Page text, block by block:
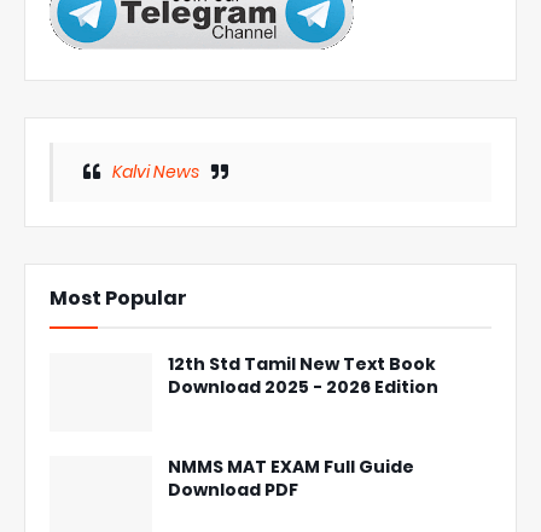
Kalvi News
Most Popular
12th Std Tamil New Text Book
Download 2025 - 2026 Edition
NMMS MAT EXAM Full Guide
Download PDF